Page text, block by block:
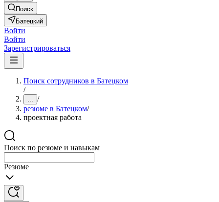
Поиск
Батецкий
Войти
Войти
Зарегистрироваться
Поиск сотрудников в Батецком
/
... /
резюме в Батецком/
проектная работа
Поиск по резюме и навыкам
Резюме